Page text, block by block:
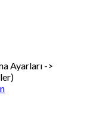
Ayarları ->